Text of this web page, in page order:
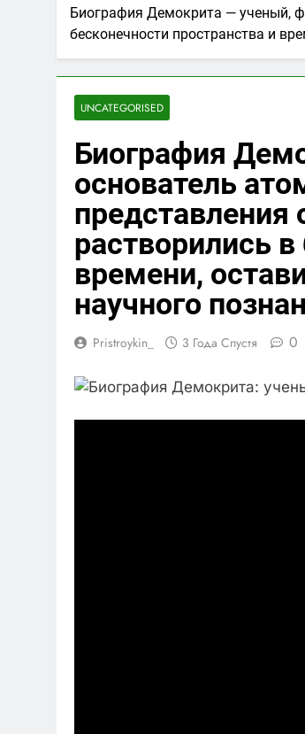
Биография Демокрита — ученый,
бесконечности пространства и
UNCATEGORISED
Биография
основатель
растворились
времени,
научного
Pristroykin_ 3 Года Спустя 0